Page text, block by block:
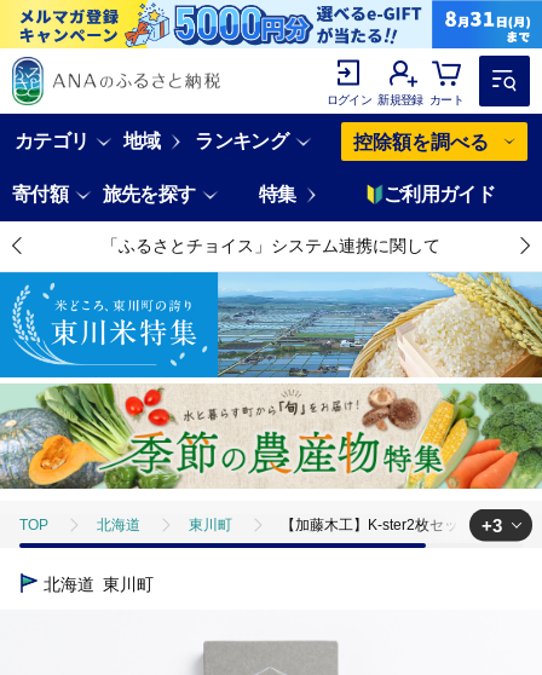
ログイン 新規登録 カート
カテゴリ 地域 ランキング 控除額を調べる
寄付額 旅先を探す 特集 ご利用ガイド
「ふるさとチョイス」システム連携に関して
TOP 北海道 東川町 【加藤木工】K-ster2枚セット(化粧箱
TOP
ほかの雑貨・日用品
+3
北海道 東川町